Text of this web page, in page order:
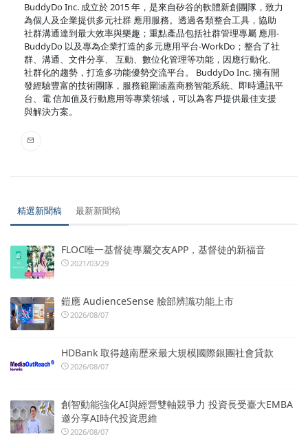
BuddyDo Inc. 成立於 2015 年，是來自矽谷的軟體新創團隊，致力
為個人及企業提供多元社群 應用服務。透過各類整合工具，協助
社群溝通達到最大效率與樂趣；重點產品包括社群管理專屬 應用-
BuddyDo 以及專為企業打造的多元應用平台-WorkDo；整合了社
群、溝通、文件分享、 互動、數位化管理等功能，因應行動化、
社群化的趨勢，打造多功能優勢交流平台。 BuddyDo Inc. 擁有開
發經驗豐富的技術團隊，服務範圍涵蓋商務智能系統、即時通訊平
台、電 信加值及行動應用等專業領域，可以為客戶提供最佳支援
與解決方案。
精選新聞稿 最新新聞稿
FLOC唯一基督徒專屬交友APP，基督徒的新福音
2021/03/29
鎧應 AudienceSense 臉部辨識功能上市
2026/08/07
HDBank 取得越南歷來最大規模國際銀團社會貸款
2026/08/07
創智動能強化AI與經營雙軸競爭力 投資長受臺大EMBA
邀分享AI時代投資思維
2026/08/07